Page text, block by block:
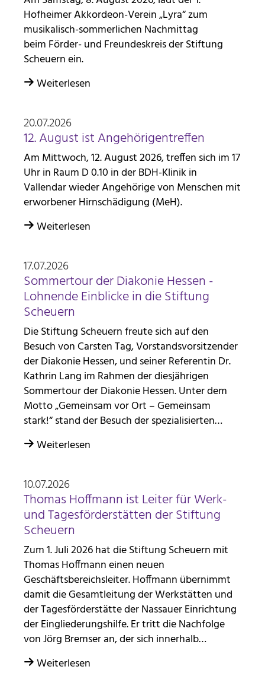
Hofheimer Akkordeon-Verein „Lyra“ zum
musikalisch-sommerlichen Nachmittag
beim Förder- und Freundeskreis der Stiftung
Scheuern ein.
Weiterlesen
20.07.2026
12. August ist Angehörigentreffen
Am Mittwoch, 12. August 2026, treffen sich im 17
Uhr in Raum D 0.10 in der BDH-Klinik in
Vallendar wieder Angehörige von Menschen mit
erworbener Hirnschädigung (MeH).
Weiterlesen
17.07.2026
Sommertour der Diakonie Hessen -
Lohnende Einblicke in die Stiftung
Scheuern
Die Stiftung Scheuern freute sich auf den
Besuch von Carsten Tag, Vorstandsvorsitzender
der Diakonie Hessen, und seiner Referentin Dr.
Kathrin Lang im Rahmen der diesjährigen
Sommertour der Diakonie Hessen. Unter dem
Motto „Gemeinsam vor Ort – Gemeinsam
stark!“ stand der Besuch der spezialisierten…
Weiterlesen
10.07.2026
Thomas Hoffmann ist Leiter für Werk-
und Tagesförderstätten der Stiftung
Scheuern
Zum 1. Juli 2026 hat die Stiftung Scheuern mit
Thomas Hoffmann einen neuen
Geschäftsbereichsleiter. Hoffmann übernimmt
damit die Gesamtleitung der Werkstätten und
der Tagesförderstätte der Nassauer Einrichtung
der Eingliederungshilfe. Er tritt die Nachfolge
von Jörg Bremser an, der sich innerhalb…
Weiterlesen